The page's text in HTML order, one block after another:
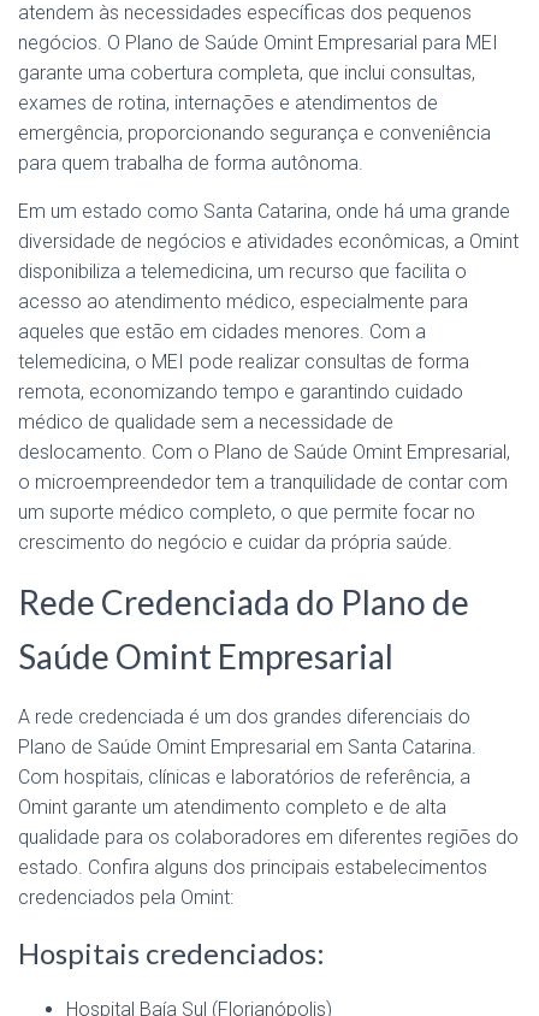
atendem às necessidades específicas dos pequenos
negócios. O Plano de Saúde Omint Empresarial para MEI
garante uma cobertura completa, que inclui consultas,
exames de rotina, internações e atendimentos de
emergência, proporcionando segurança e conveniência
para quem trabalha de forma autônoma.
Em um estado como Santa Catarina, onde há uma grande
diversidade de negócios e atividades econômicas, a Omint
disponibiliza a telemedicina, um recurso que facilita o
acesso ao atendimento médico, especialmente para
aqueles que estão em cidades menores. Com a
telemedicina, o MEI pode realizar consultas de forma
remota, economizando tempo e garantindo cuidado
médico de qualidade sem a necessidade de
deslocamento. Com o Plano de Saúde Omint Empresarial,
o microempreendedor tem a tranquilidade de contar com
um suporte médico completo, o que permite focar no
crescimento do negócio e cuidar da própria saúde.
Rede Credenciada do Plano de
Saúde Omint Empresarial
A rede credenciada é um dos grandes diferenciais do
Plano de Saúde Omint Empresarial em Santa Catarina.
Com hospitais, clínicas e laboratórios de referência, a
Omint garante um atendimento completo e de alta
qualidade para os colaboradores em diferentes regiões do
estado. Confira alguns dos principais estabelecimentos
credenciados pela Omint:
Hospitais credenciados:
Hospital Baía Sul (Florianópolis)